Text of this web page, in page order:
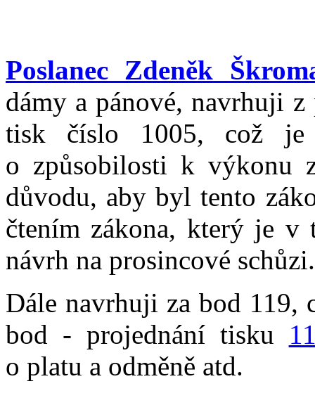
Poslanec Zdeněk
dámy a pánové, navrhuji
tisk číslo 1005, což
o způsobilosti k výkonu
důvodu, aby byl tento
čtením zákona, který je v
návrh na prosincové schůzi.
Dále navrhuji za bod 119,
bod - projednání tisku
o platu a odměně atd.